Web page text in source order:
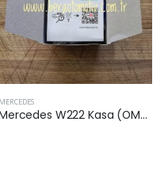
Mercedes W222 Kasa (OM656) 2019 Sonrası S400 Dizel Yakıt Filtresi